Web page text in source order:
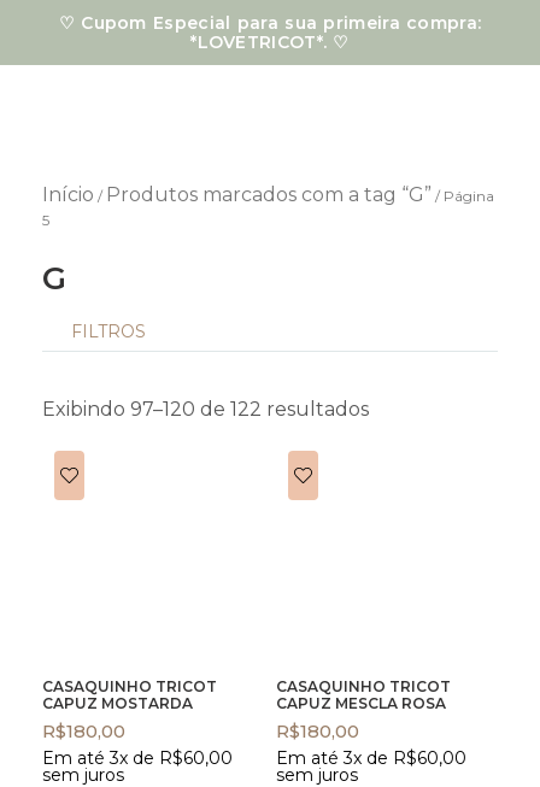
o
♡ Cupom Especial para sua primeira compra:
*LOVETRICOT*. ♡
Início / Produtos marcados com a tag “G” / Página
5
G
FILTROS
Exibindo 97–120 de 122 resultados
Classificado
recente
CASAQUINHO TRICOT
CAPUZ MOSTARDA
R$180,00
Em até 3x de R$60,00
sem juros
CASAQUINHO TRICOT
CAPUZ MESCLA ROSA
R$180,00
Em até 3x de R$60,00
sem juros